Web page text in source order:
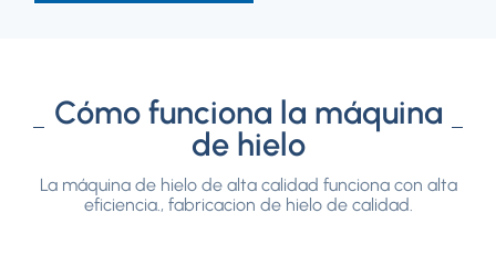
Cómo funciona la máquina
de hielo
La máquina de hielo de alta calidad funciona con alta
eficiencia., fabricacion de hielo de calidad.